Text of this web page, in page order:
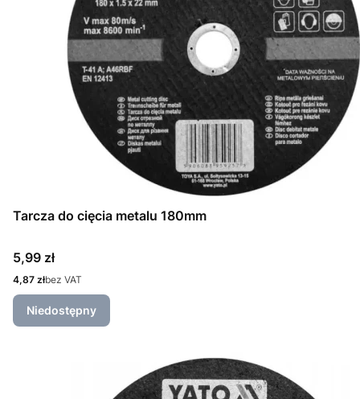
Tarcza do cięcia metalu 180mm
Cena
5,99 zł
Cena
4,87 złbez VAT
Niedostępny